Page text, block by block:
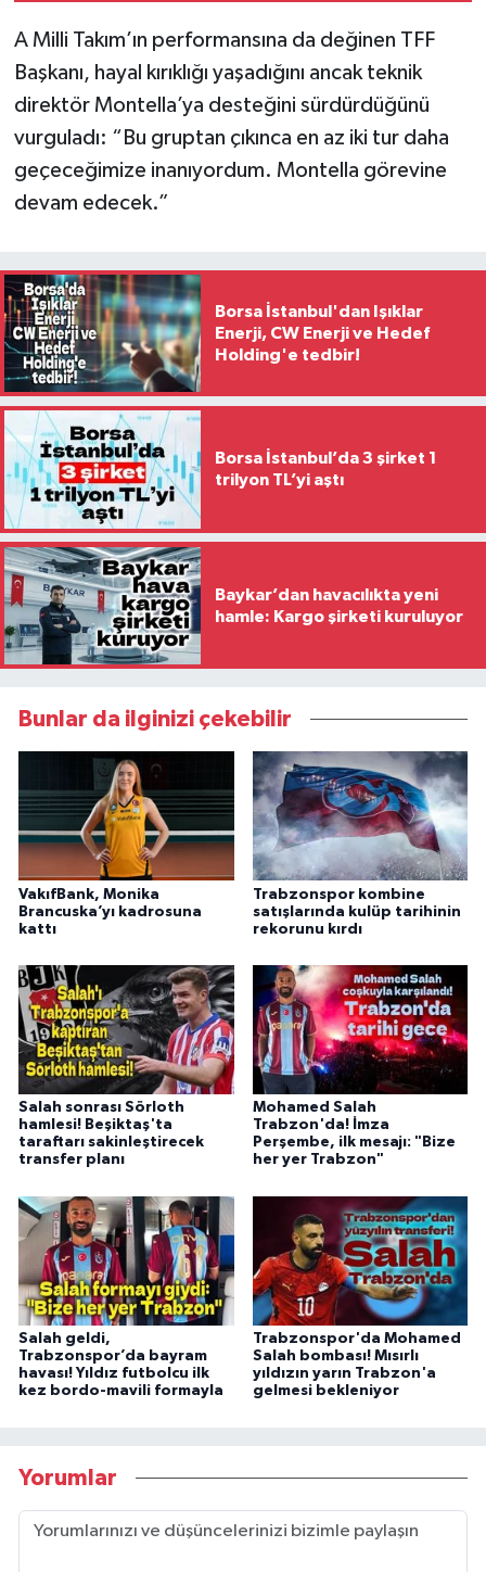
A Milli Takım’ın performansına da değinen TFF
Başkanı, hayal kırıklığı yaşadığını ancak teknik
direktör Montella’ya desteğini sürdürdüğünü
vurguladı: “Bu gruptan çıkınca en az iki tur daha
geçeceğimize inanıyordum. Montella görevine
devam edecek.”
Borsa İstanbul'dan Işıklar
Enerji, CW Enerji ve Hedef
Holding'e tedbir!
Borsa İstanbul’da 3 şirket 1
trilyon TL’yi aştı
Baykar’dan havacılıkta yeni
hamle: Kargo şirketi kuruluyor
Bunlar da ilginizi çekebilir
VakıfBank, Monika
Brancuska’yı kadrosuna
kattı
Trabzonspor kombine
satışlarında kulüp tarihinin
rekorunu kırdı
Salah sonrası Sörloth
hamlesi! Beşiktaş'ta
taraftarı sakinleştirecek
transfer planı
Mohamed Salah
Trabzon'da! İmza
Perşembe, ilk mesajı: "Bize
her yer Trabzon"
Salah geldi,
Trabzonspor’da bayram
havası! Yıldız futbolcu ilk
kez bordo-mavili formayla
Trabzonspor'da Mohamed
Salah bombası! Mısırlı
yıldızın yarın Trabzon'a
gelmesi bekleniyor
Yorumlar